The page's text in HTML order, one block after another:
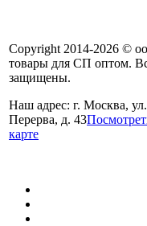
Copyright 2014-2026 ©
товары для СП оптом.
защищены.
Наш адрес: г. Москва, ул.
Перерва, д. 43
карте